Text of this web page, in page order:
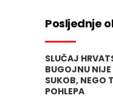
Posljednje
SLUČAJ
BUGOJNU
SUKOB, NEGO
POHLEPA